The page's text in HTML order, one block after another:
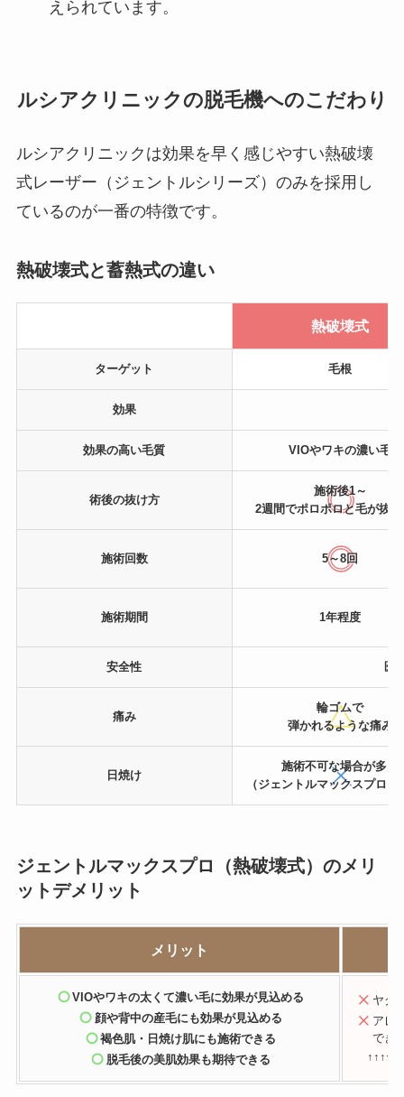
えられています。
ルシアクリニックの脱毛機へのこだわり
ルシアクリニックは効果を早く感じやすい熱破壊
式レーザー（ジェントルシリーズ）のみを採用し
ているのが一番の特徴です。
熱破壊式と蓄熱式の違い
熱破壊式
ターゲット 毛根
効果
効果の高い毛質 VIOやワキの濃い毛
術後の抜け方
施術後1～
2週間でポロポロと毛が抜
施術回数 5～8回
施術期間 1年程度
安全性 医
痛み
輪ゴムで
弾かれるような痛み
日焼け
施術不可な場合が多い
（ジェントルマックスプロは
ジェントルマックスプロ（熱破壊式）のメリ
ットデメリット
メリット
VIOやワキの太くて濃い毛に効果が見込める
顔や背中の産毛にも効果が見込める
褐色肌・日焼け肌にも施術できる
脱毛後の美肌効果も期待できる
ヤグ
アレ
でき
↑↑↑ヤ